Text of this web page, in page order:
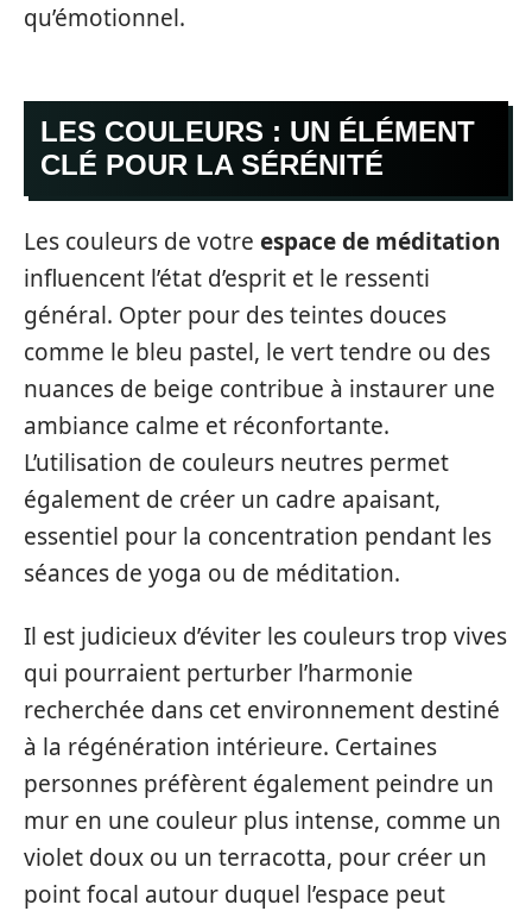
qu’émotionnel.
LES COULEURS : UN ÉLÉMENT
CLÉ POUR LA SÉRÉNITÉ
Les couleurs de votre espace de méditation
influencent l’état d’esprit et le ressenti
général. Opter pour des teintes douces
comme le bleu pastel, le vert tendre ou des
nuances de beige contribue à instaurer une
ambiance calme et réconfortante.
L’utilisation de couleurs neutres permet
également de créer un cadre apaisant,
essentiel pour la concentration pendant les
séances de yoga ou de méditation.
Il est judicieux d’éviter les couleurs trop vives
qui pourraient perturber l’harmonie
recherchée dans cet environnement destiné
à la régénération intérieure. Certaines
personnes préfèrent également peindre un
mur en une couleur plus intense, comme un
violet doux ou un terracotta, pour créer un
point focal autour duquel l’espace peut